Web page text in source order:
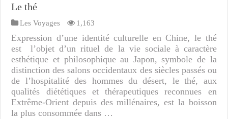
Le thé
Les Voyages 1,163
Expression d’une identité culturelle en Chine, le thé
est l’objet d’un rituel de la vie sociale à caractère
esthétique et philosophique au Japon, symbole de la
distinction des salons occidentaux des siècles passés ou
de l’hospitalité des hommes du désert, le thé, aux
qualités diététiques et thérapeutiques reconnues en
Extrême-Orient depuis des millénaires, est la boisson
la plus consommée dans …